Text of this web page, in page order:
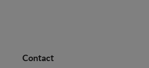
Contact